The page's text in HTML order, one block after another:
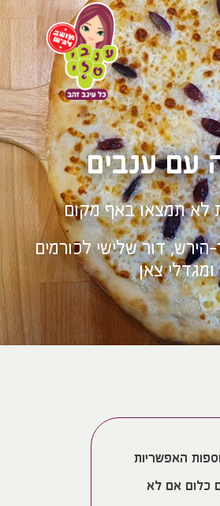
עם ענבים
לא תמצאו באף מקום
דור שלישי לכורמים
ומגדלי צאן
האפשריות
כלום אם לא